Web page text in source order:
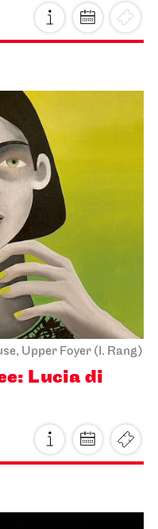
Upper Foyer (I. Rang)
Lucia di